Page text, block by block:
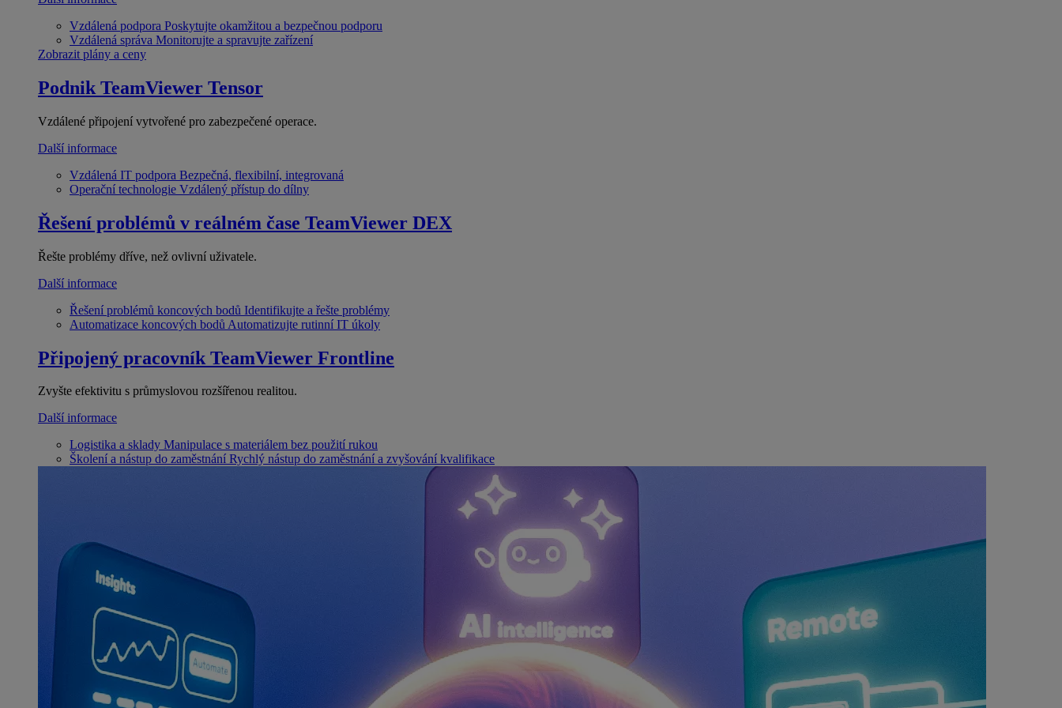
Vzdálená podpora Poskytujte okamžitou a bezpečnou podporu
Vzdálená správa Monitorujte a spravujte zařízení
Zobrazit plány a ceny
Podnik TeamViewer Tensor
Vzdálené připojení vytvořené pro zabezpečené operace.
Další informace
Vzdálená IT podpora Bezpečná, flexibilní, integrovaná
Operační technologie Vzdálený přístup do dílny
Řešení problémů v reálném čase TeamViewer DEX
Řešte problémy dříve, než ovlivní uživatele.
Další informace
Řešení problémů koncových bodů Identifikujte a řešte problémy
Automatizace koncových bodů Automatizujte rutinní IT úkoly
Připojený pracovník TeamViewer Frontline
Zvyšte efektivitu s průmyslovou rozšířenou realitou.
Další informace
Logistika a sklady Manipulace s materiálem bez použití rukou
Školení a nástup do zaměstnání Rychlý nástup do zaměstnání a zvyšování kvalifikace